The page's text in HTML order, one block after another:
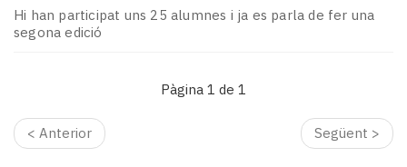
Hi han participat uns 25 alumnes i ja es parla de fer una
segona edició
Pàgina 1 de 1
< Anterior Següent >